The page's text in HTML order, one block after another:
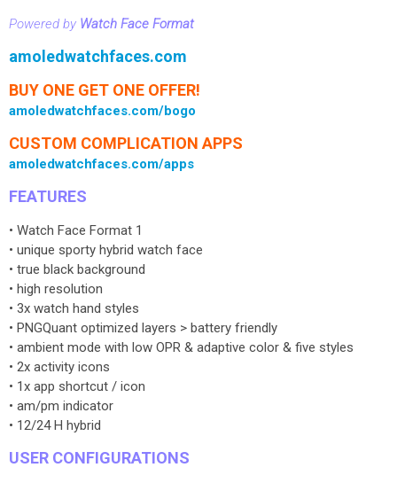
Powered by Watch Face Format
amoledwatchfaces.com
BUY ONE GET ONE OFFER!
amoledwatchfaces.com/bogo
CUSTOM COMPLICATION APPS
amoledwatchfaces.com/apps
FEATURES
• Watch Face Format 1
• unique sporty hybrid watch face
• true black background
• high resolution
• 3x watch hand styles
• PNGQuant optimized layers > battery friendly
• ambient mode with low OPR & adaptive color & five styles
• 2x activity icons
• 1x app shortcut / icon
• am/pm indicator
• 12/24 H hybrid
USER CONFIGURATIONS